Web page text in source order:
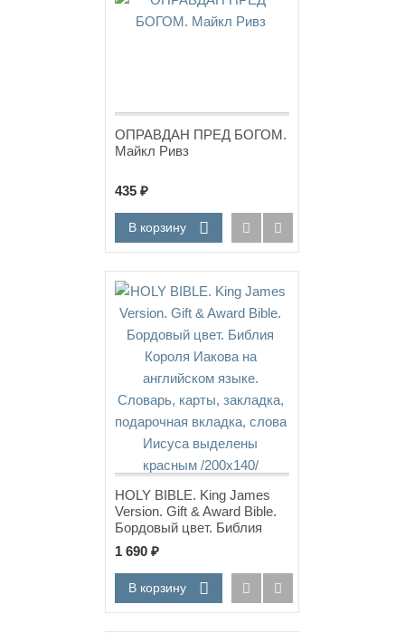
ОПРАВДАН ПРЕД БОГОМ.
Майкл Ривз
435 ₽
В корзину
HOLY BIBLE. King James
Version. Gift & Award Bible.
Бордовый цвет. Библия
Короля Иакова на
английском языке.
Словарь, карты, закладка,
подарочная вкладка, слова
Иисуса выделены красным
1 690 ₽
В корзину